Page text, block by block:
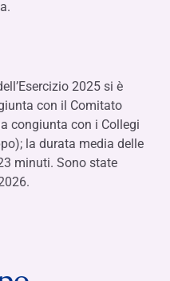
2025 si è
con il Comitato
congiunta con i Collegi
la durata media delle
minuti. Sono state